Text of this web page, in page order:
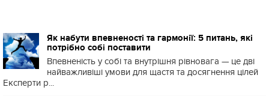
Як набути впевненості та гармонії: 5 питань, які
потрібно собі поставити
Впевненість у собі та внутрішня рівновага — це дві
найважливіші умови для щастя та досягнення цілей
Експерти р...